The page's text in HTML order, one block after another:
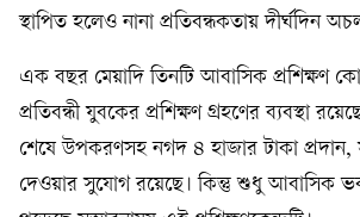
স্থাপিত হলেও নানা প্রতিবন্ধকতায় দীর্ঘদিন
এক বছর মেয়াদি তিনটি আবাসিক প্রশিক্ষণ
প্রতিবন্ধী যুবকের প্রশিক্ষণ গ্রহণের ব্যবস্থা
শেষে উপকরণসহ নগদ ৪ হাজার টাকা
দেওয়ার সুযোগ রয়েছে। কিন্তু শুধু আবাসিক